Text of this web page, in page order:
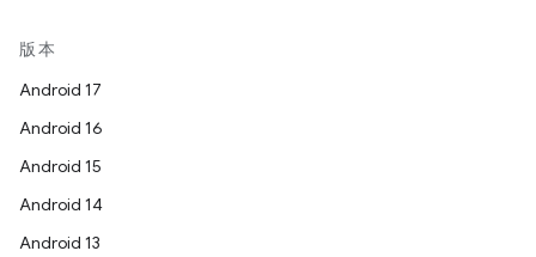
版本
Android 17
Android 16
Android 15
Android 14
Android 13